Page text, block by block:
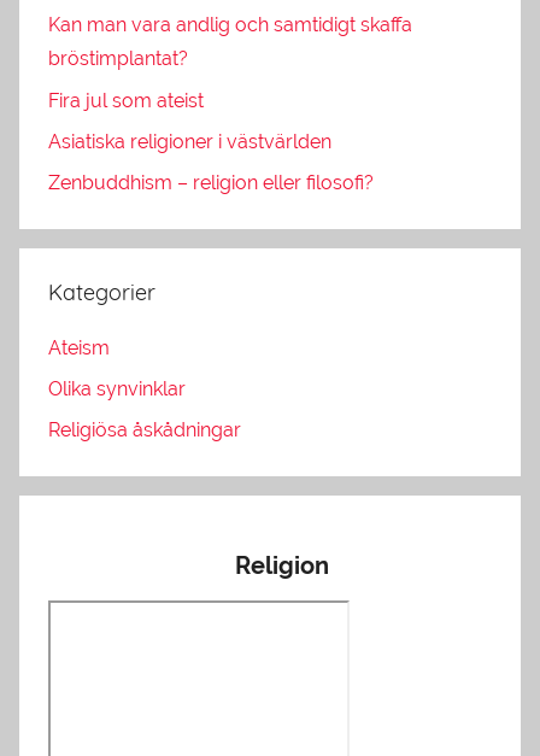
Kan man vara andlig och samtidigt skaffa
bröstimplantat?
Fira jul som ateist
Asiatiska religioner i västvärlden
Zenbuddhism – religion eller filosofi?
Kategorier
Ateism
Olika synvinklar
Religiösa åskådningar
Religion